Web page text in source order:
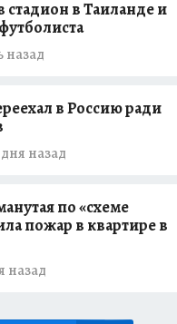
в Таиланде и
назад
в Россию ради
назад
по «схеме
пожар в квартире в
назад